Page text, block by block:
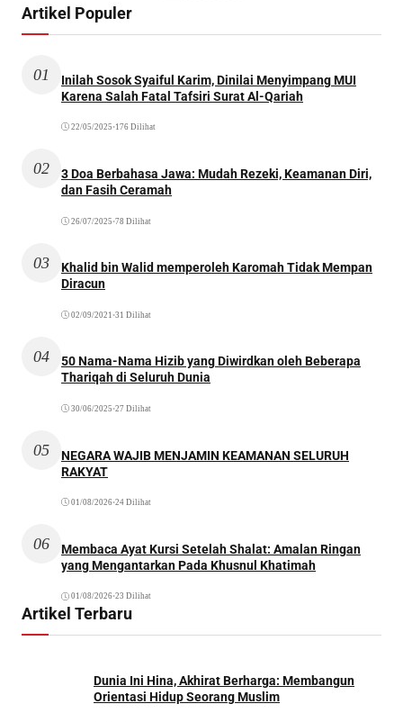
Artikel Populer
01
Inilah Sosok Syaiful Karim, Dinilai Menyimpang MUI
Karena Salah Fatal Tafsiri Surat Al-Qariah
22/05/2025 •176 Dilihat
02
3 Doa Berbahasa Jawa: Mudah Rezeki, Keamanan Diri,
dan Fasih Ceramah
26/07/2025 •78 Dilihat
03
Khalid bin Walid memperoleh Karomah Tidak Mempan
Diracun
02/09/2021 •31 Dilihat
04
50 Nama-Nama Hizib yang Diwirdkan oleh Beberapa
Thariqah di Seluruh Dunia
30/06/2025 •27 Dilihat
05
NEGARA WAJIB MENJAMIN KEAMANAN SELURUH
RAKYAT
01/08/2026•24 Dilihat
06
Membaca Ayat Kursi Setelah Shalat: Amalan Ringan
yang Mengantarkan Pada Khusnul Khatimah
01/08/2026•23 Dilihat
Artikel Terbaru
Dunia Ini Hina, Akhirat Berharga: Membangun
Orientasi Hidup Seorang Muslim